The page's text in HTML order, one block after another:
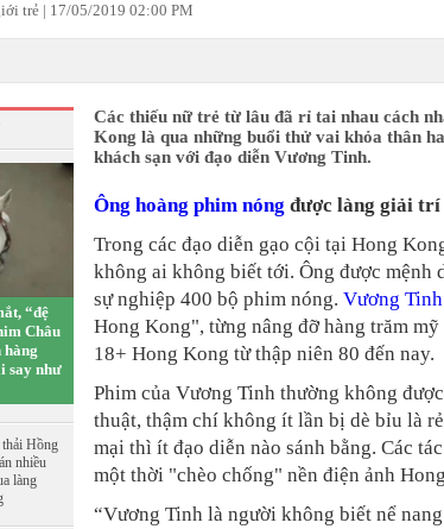
trẻ | 17/05/2019 02:00 PM
“đệ
Châu
say như
Hồng
nhiều
làng
Các thiếu nữ trẻ từ lâu đã rỉ tai nhau cách
Kong là qua những buổi thử vai khỏa thân
khách sạn với đạo diễn Vương Tinh.
Ông hoàng phim nóng được làng giải trí
Trong các đạo diễn gạo cội tại Hong
không ai không biết tới. Ông được mệnh
sự nghiệp 400 bộ phim nóng. Vương Tinh
Hong Kong", từng nâng đỡ hàng trăm
18+ Hong Kong từ thập niên 80 đến nay.
Phim của Vương Tinh thường không
thuật, thậm chí không ít lần bị dè bỉu là
mại thì ít đạo diễn nào sánh bằng. Các
một thời "chèo chống" nền điện ảnh
“Vương Tinh là người không biết nể